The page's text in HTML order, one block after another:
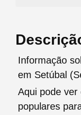
Informação
em Setúbal
Aqui pode
populares